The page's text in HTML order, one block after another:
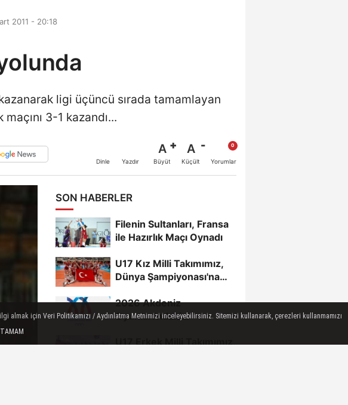
2011 - 20:18
ligi üçüncü sırada tamamlayan
3-1 kazandı...
Dinle Yazdır
A
Büyüt
A
Küçült Yorumlar
SON HABERLER
Filenin Sultanları, Fransa
ile Hazırlık Maçı Oynadı
U17 Kız Milli Takımımız,
Dünya Şampiyonası'na
2026 Akdeniz
Oyunları'ndaki
U17 Erkek Milli Takımımız,
almak için Veri Politikamızı / Aydınlatma Metnimizi inceleyebilirsiniz. Sitemizi kullanarak, çerezleri kullanmamızı
TAMAM